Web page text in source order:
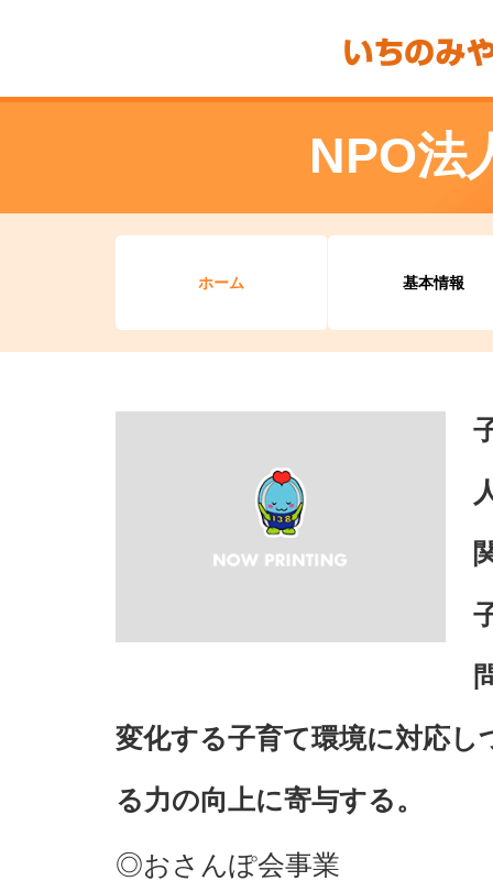
NPO法
ホーム 基本情報
変化する子育て環境に対応
る力の向上に寄与する。
◎おさんぽ会事業